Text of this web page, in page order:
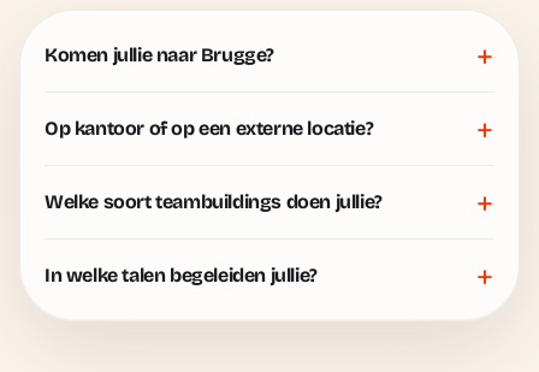
Komen jullie naar Brugge? +
Op kantoor of op een externe locatie? +
Welke soort teambuildings doen jullie? +
In welke talen begeleiden jullie? +